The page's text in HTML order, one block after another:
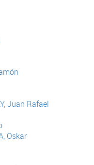
Juan Rafael
Oskar